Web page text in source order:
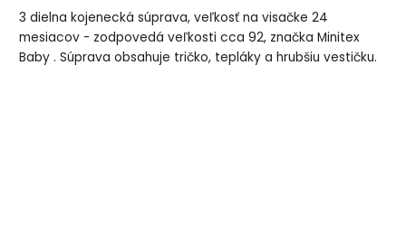
3 dielna kojenecká súprava, veľkosť na visačke 24
mesiacov - zodpovedá veľkosti cca 92, značka Minitex
Baby . Súprava obsahuje tričko, tepláky a hrubšiu vestičku.